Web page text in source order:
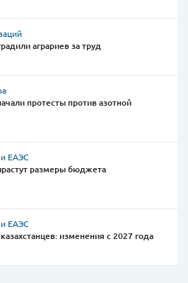
аграриев за труд
протесты против азотной
ЕАЭС
размеры бюджета
ЕАЭС
изменения с 2027 года